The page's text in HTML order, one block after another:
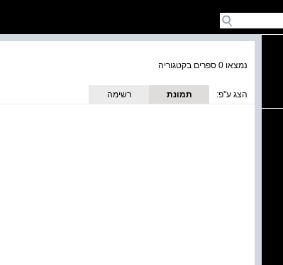
נמצאו 0 ספרים בקטגוריה
הצג ע''פ:
תמונת
רשימה